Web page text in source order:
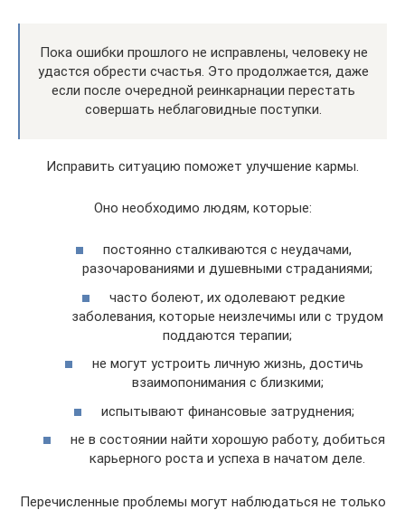
Пока ошибки прошлого не исправлены, человеку не
удастся обрести счастья. Это продолжается, даже
если после очередной реинкарнации перестать
совершать неблаговидные поступки.
Исправить ситуацию поможет улучшение кармы.
Оно необходимо людям, которые:
постоянно сталкиваются с неудачами,
разочарованиями и душевными страданиями;
часто болеют, их одолевают редкие
заболевания, которые неизлечимы или с трудом
поддаются терапии;
не могут устроить личную жизнь, достичь
взаимопонимания с близкими;
испытывают финансовые затруднения;
не в состоянии найти хорошую работу, добиться
карьерного роста и успеха в начатом деле.
Перечисленные проблемы могут наблюдаться не только